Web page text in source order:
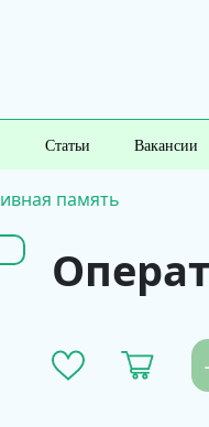
Статьи Вакансии
память
-